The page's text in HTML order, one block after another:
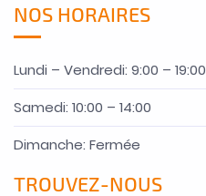
NOS HORAIRES
Lundi – Vendredi: 9:00 – 19:00
Samedi: 10:00 – 14:00
Dimanche: Fermée
TROUVEZ-NOUS